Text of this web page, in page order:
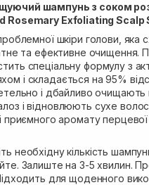
шампунь з соком
Rosemary Exfoliating
шкіри голови, яка
та ефективне очищення.
спеціальну формулу з
і складається на 95%
і дбайливо очищають
і відновлюють сухе
приємного аромату
необхідну кількість
Залиште на 3-5 хвилин.
для щоденного